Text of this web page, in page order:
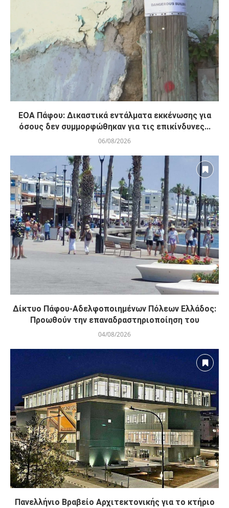
ΕΟΑ Πάφου: Δικαστικά εντάλματα εκκένωσης για
όσους δεν συμμορφώθηκαν για τις επικίνδυνες...
06/08/2026
Δίκτυο Πάφου-Αδελφοποιημένων Πόλεων Ελλάδος:
Προωθούν την επαναδραστηριοποίηση του
04/08/2026
Πανελλήνιο Βραβείο Αρχιτεκτονικής για το κτήριο